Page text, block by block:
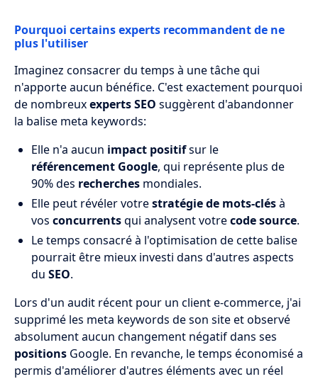
Pourquoi certains experts recommandent de ne
plus l'utiliser
Imaginez consacrer du temps à une tâche qui
n'apporte aucun bénéfice. C'est exactement pourquoi
de nombreuxexperts SEO suggèrent d'abandonner
la balise meta keywords:
Elle n'a aucun impact positifsur le
référencement Google, qui représente plus de
90% des recherches mondiales.
Elle peut révéler votrestratégie de mots-clésà
vos concurrentsqui analysent votrecode source.
Le temps consacré à l'optimisation de cette balise
pourrait être mieux investi dans d'autres aspects
du SEO.
Lors d'un audit récent pour un client e-commerce, j'ai
supprimé les meta keywords de son site et observé
absolument aucun changement négatif dans ses
positions Google. En revanche, le temps économisé a
permis d'améliorer d'autres éléments avec un réel